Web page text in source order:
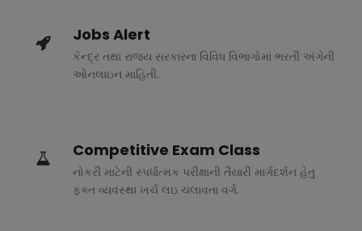
Jobs Alert
કેન્દ્ર તથા રાજ્ય સરકારના વિવિધ વિભાગોમાં ભરતી અંગેની
ઓનલાઇન માહિતી.
Competitive Exam Class
નોકરી માટેની સ્પર્ધાત્મક પરીક્ષાની તૈયારી માર્ગદર્શન હેતુ
ફક્ત વ્યવસ્થા ખર્ચ લઇ ચલાવતા વર્ગ.